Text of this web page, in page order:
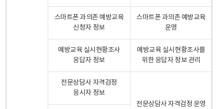
스마트폰 과의존 예방교육
신청자 정보
스마트폰 과의존 예방교육
운영
예방교육 실시현황조사
응답자 정보
예방교육 실시현황조사를
위한 응답자 정보 관리
전문상담사 자격검정
응시자 정보
전문상담사 자격검정 운영